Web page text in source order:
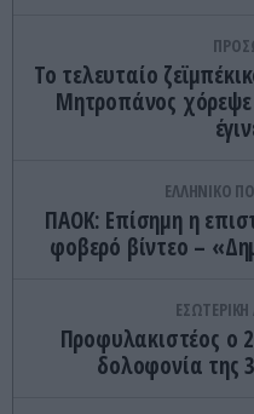
Το τελευταίο
Μητροπάνος χόρεψε
ΕΛΛΗΝΙΚΟ
ΠΑΟΚ: Επίσημη η
φοβερό βίντεο –
Προφυλακιστέος ο
δολοφονία της